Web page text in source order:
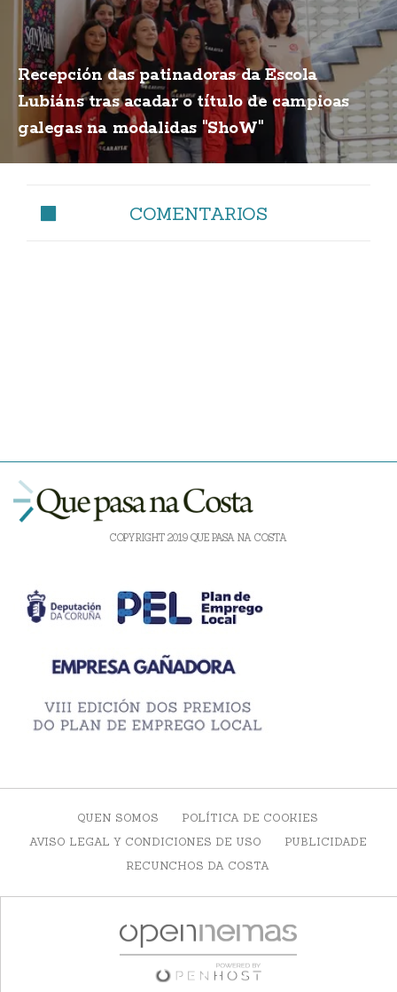
Recepción das patinadoras da Escola
Lubiáns tras acadar o título de campioas
galegas na modalidas "ShoW"
COMENTARIOS
COPYRIGHT 2019 QUE PASA NA COSTA
QUEN SOMOS
POLÍTICA DE COOKIES
AVISO LEGAL Y CONDICIONES DE USO
PUBLICIDADE
RECUNCHOS DA COSTA